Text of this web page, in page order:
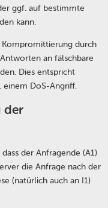
ggf. auf bestimmte
kann.
Kompromittierung durch
an fälschbare
Dies entspricht
einem DoS-Angriff.
der
der Anfragende (A1)
die Anfrage nach der
(natürlich auch an I1)